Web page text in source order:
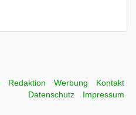
Redaktion Werbung
Kontakt
Datenschutz
Impressum